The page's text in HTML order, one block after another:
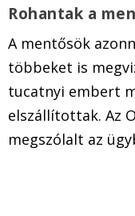
Rohantak a
A mentősök
többeket is
tucatnyi embert
elszállítottak. Az
megszólalt az